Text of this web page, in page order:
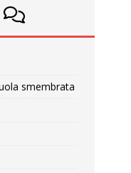
smembrata